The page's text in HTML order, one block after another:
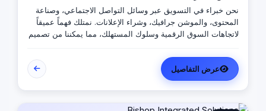
نحن خبراء في التسويق عبر وسائل التواصل الاجتماعي، وصناعة
المحتوى، والموشن جرافيك، وشراء الإعلانات. نمتلك فهماً عميقاً
لاتجاهات السوق الرقمية وسلوك المستهلك، مما يمكننا من تصميم
فريقنا في ابتكار محتوى جذّاب لا يلفت الانتباه فحسب، بل يعزز
أيضاً ولاء العملاء للعلامة التجارية. من التصاميم البصرية اللافتة إلى
الموشن جرافيك المؤثر، نحرص على أن يروي كل عنصر قصة قوية
ويوصل قيمة حقيقية. أما في مجال شراء الإعلانات، فنحن لا نكتفي
بوضع الإعلانات فحسب — بل نضمن تحقيق أقصى عائد على
عرض التفاصيل